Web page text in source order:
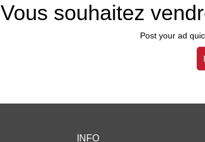
Vous souhaitez
Post your ad
INFO